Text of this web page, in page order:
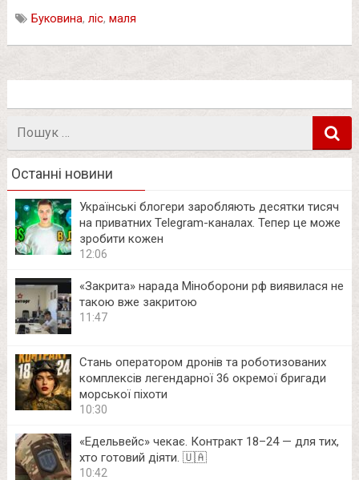
Буковина, ліс, маля
Останні новини
Українські блогери заробляють десятки тисяч
на приватних Telegram-каналах. Тепер це може
зробити кожен
12:06
«Закрита» нарада Міноборони рф виявилася не
такою вже закритою
11:47
Стань оператором дронів та роботизованих
комплексів легендарної 36 окремої бригади
морської піхоти
10:30
«Едельвейс» чекає. Контракт 18–24 — для тих,
хто готовий діяти. 🇺🇦
10:42